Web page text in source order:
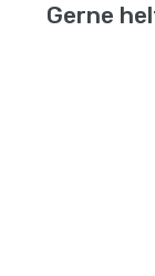
Gerne